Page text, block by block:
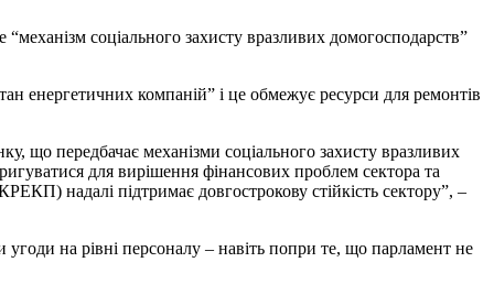
соціального захисту вразливих домогосподарств”
енергетичних компаній” і це обмежує ресурси для ремонтів
що передбачає механізми соціального захисту вразливих
для вирішення фінансових проблем сектора та
надалі підтримає довгострокову стійкість сектору”, –
на рівні персоналу – навіть попри те, що парламент не